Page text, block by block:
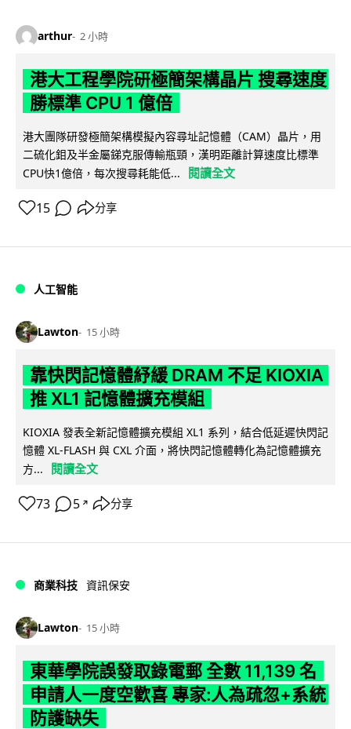
arthur 2 小時
港大工程學院研極簡架構晶片 搜尋速度
勝標準 CPU 1 億倍
港大團隊研發極簡架構模擬內容尋址記憶體（CAM）晶片，用
二硫化鉬及半金屬銻克服傳輸瓶頸，漢明距離計算速度比標準
CPU快1億倍，每次搜尋耗能低...
閱讀全文
15 分享
人工智能
Lawton 15 小時
靠快閃記憶體紓緩 DRAM 不足 KIOXIA
推 XL1 記憶體擴充模組
KIOXIA 發表全新記憶體擴充模組 XL1 系列，結合低延遲快閃記
憶體 XL-FLASH 與 CXL 介面，將快閃記憶體轉化為記憶體擴充
方...
閱讀全文
73 5 ↗ 分享
商業科技 資訊保安
Lawton 15 小時
東華學院誤發取錄電郵 全數 11,139 名
申請人一度空歡喜 專家:人為疏忽+系統
防護缺失